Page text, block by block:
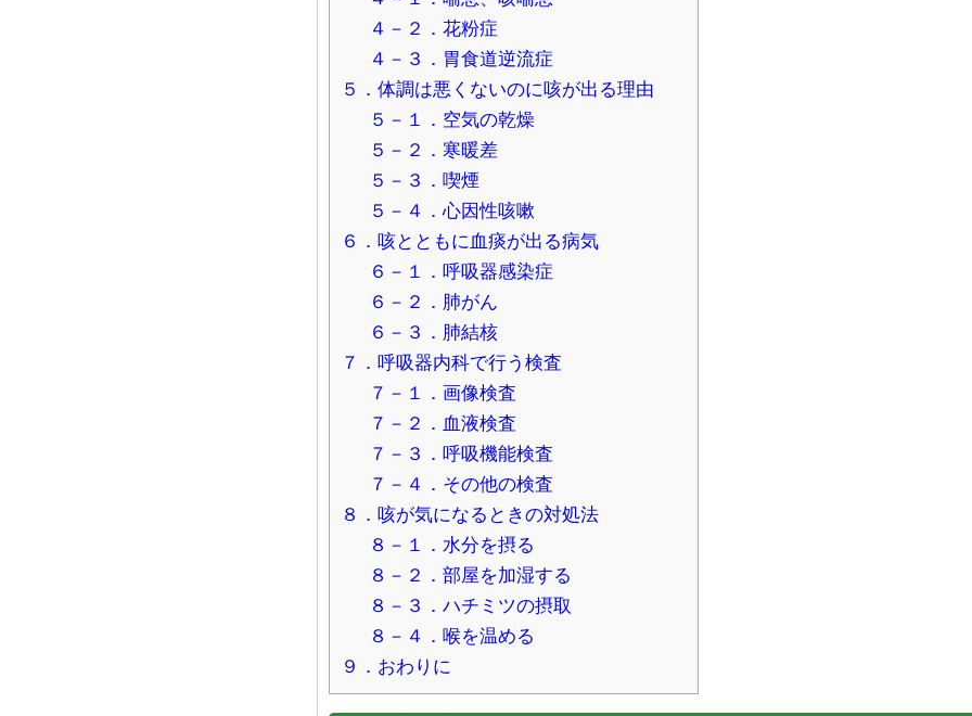
４－２．花粉症
４－３．胃食道逆流症
５．体調は悪くないのに咳が出る理由
５－１．空気の乾燥
５－２．寒暖差
５－３．喫煙
５－４．心因性咳嗽
６．咳とともに血痰が出る病気
６－１．呼吸器感染症
６－２．肺がん
６－３．肺結核
７．呼吸器内科で行う検査
７－１．画像検査
７－２．血液検査
７－３．呼吸機能検査
７－４．その他の検査
８．咳が気になるときの対処法
８－１．水分を摂る
８－２．部屋を加湿する
８－３．ハチミツの摂取
８－４．喉を温める
９．おわりに